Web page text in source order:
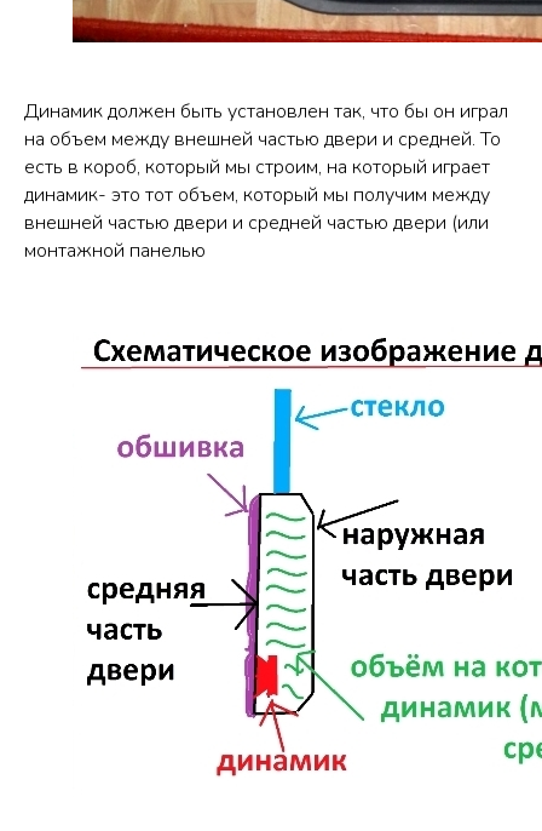
Динамик должен быть установлен так, что бы он играл
на объем между внешней частью двери и средней. То
есть в короб, который мы строим, на который играет
динамик- это тот объем, который мы получим между
внешней частью двери и средней частью двери (или
монтажной панелью